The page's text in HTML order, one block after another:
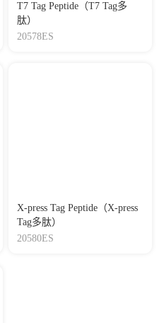
T7 Tag Peptide（T7 Tag多
肽）
20578ES
X-press Tag Peptide（X-press
Tag多肽）
20580ES